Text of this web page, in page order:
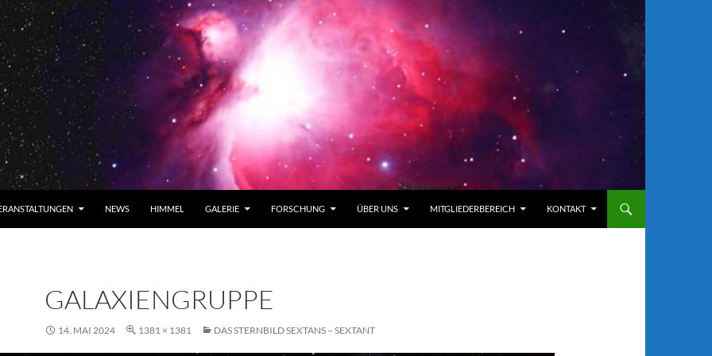
NEWS HIMMEL GALERIE FORSCHUNG ÜBER UNS MITGLIEDERBEREICH KONTAKT
GALAXIENGRUPPE
14. MAI 2024 1381 × 1381 DAS STERNBILD SEXTANS – SEXTANT